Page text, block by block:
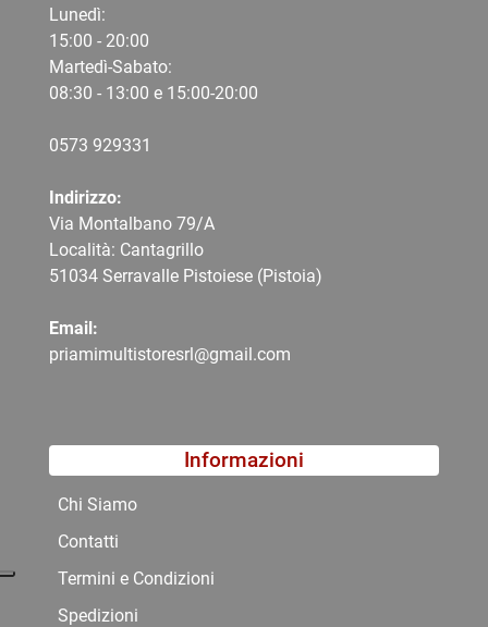
Lunedì:
15:00 - 20:00
Martedì-Sabato:
08:30 - 13:00 e 15:00-20:00
0573 929331
Indirizzo:
Via Montalbano 79/A
Località: Cantagrillo
51034 Serravalle Pistoiese (Pistoia)
Email:
priamimultistoresrl@gmail.com
Informazioni
Chi Siamo
Contatti
Termini e Condizioni
Spedizioni